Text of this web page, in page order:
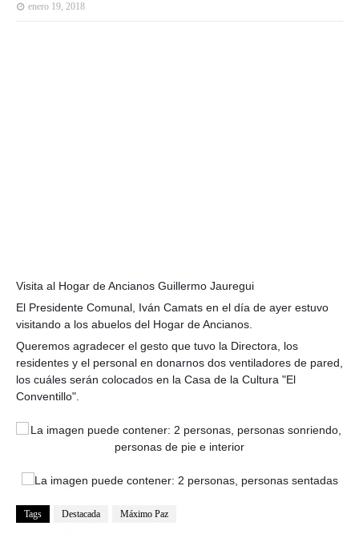
enero 19, 2018
Visita al Hogar de Ancianos Guillermo Jauregui
El Presidente Comunal, Iván Camats en el día de ayer estuvo
visitando a los abuelos del Hogar de Ancianos.
Queremos agradecer el gesto que tuvo la Directora, los
residentes y el personal en donarnos dos ventiladores de pared,
los cuáles serán colocados en la Casa de la Cultura "El
Conventillo".
Tags Destacada Máximo Paz